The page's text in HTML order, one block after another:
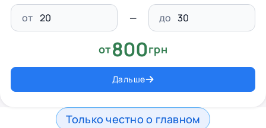
от до
от800грн
Дальше
Только честно о главном